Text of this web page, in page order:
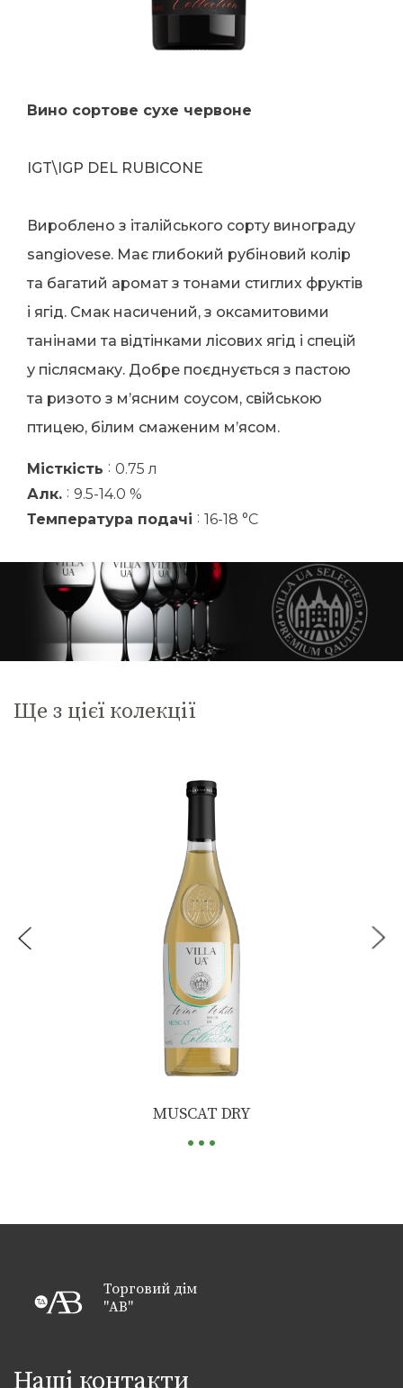
Вино сортове сухе червоне
IGT\IGP DEL RUBICONE
Вироблено з італійського сорту винограду
sangiovese. Має глибокий рубіновий колір
та багатий аромат з тонами стиглих фруктів
і ягід. Смак насичений, з оксамитовими
танінами та відтінками лісових ягід і спецій
у післясмаку. Добре поєднується з пастою
та ризото з м’ясним соусом, свійською
птицею, білим смаженим м’ясом.
Місткість : 0.75 л
Алк. : 9.5-14.0 %
Температура подачі : 16-18 °C
Ще з цієї колекції
MUSCAT DRY
...
Торговий дім
"АВ"
Наші контакти